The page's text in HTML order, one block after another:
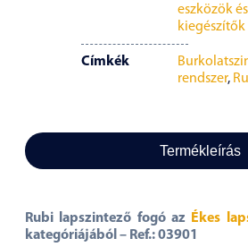
eszközök és
kiegészítők
Címkék
rendszer,
Termékleírás
Rubi lapszintező fogó az
Ékes
kategóriájából – Ref.:03901